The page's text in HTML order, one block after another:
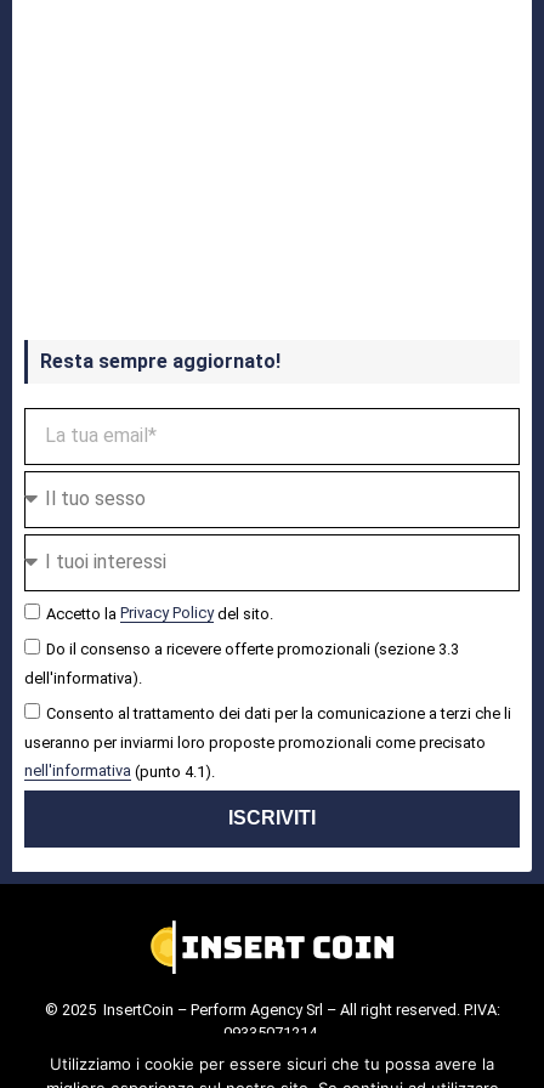
Resta sempre aggiornato!
Accetto la Privacy Policydel sito.
Do il consenso a ricevere offerte promozionali (sezione 3.3
dell'informativa).
Consento al trattamento dei dati per la comunicazione a terzi che li
useranno per inviarmi loro proposte promozionali come precisato
nell'informativa (punto 4.1).
ISCRIVITI
© 2025 InsertCoin – Perform Agency Srl – All right reserved. P.IVA:
09335071214.
Cookie Policy
Privacy Policy.
Utilizziamo i cookie per essere sicuri che tu possa avere la